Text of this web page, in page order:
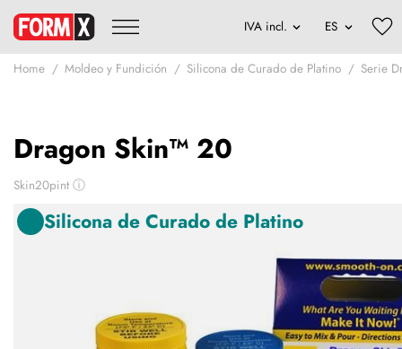
Home Moldeo y Fundición Silicona de Curado de Platino Serie
Dragon Skin™ 20
Skin20pint ⓘ
Silicona de Curado de Platino